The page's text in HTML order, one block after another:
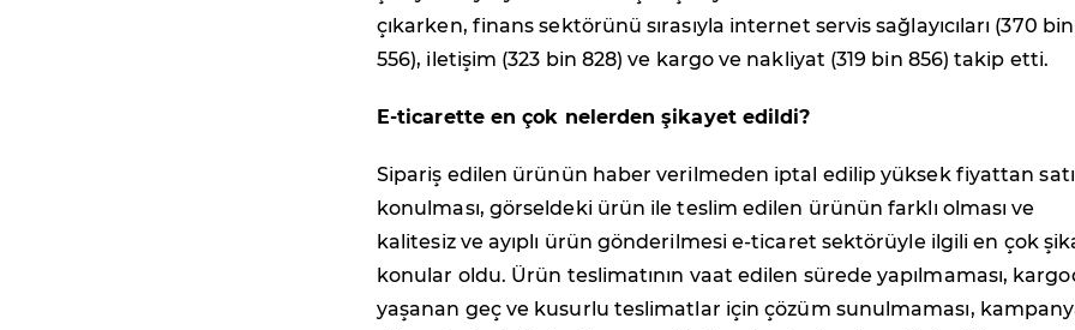
çıkarken, finans sektörünü sırasıyla internet servis sağlayıcıları (370 bin
556), iletişim (323 bin 828) ve kargo ve nakliyat (319 bin 856) takip etti.
E-ticarette en çok nelerden şikayet edildi?
Sipariş edilen ürünün haber verilmeden iptal edilip yüksek fiyattan
konulması, görseldeki ürün ile teslim edilen ürünün farklı olması ve
kalitesiz ve ayıplı ürün gönderilmesi e-ticaret sektörüyle ilgili en çok
konular oldu. Ürün teslimatının vaat edilen sürede yapılmaması,
yaşanan geç ve kusurlu teslimatlar için çözüm sunulmaması,